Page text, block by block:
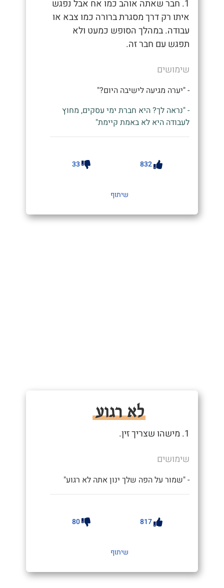
1. חבר שאתה אוהב כמו אח אבל נפגש
איתו רק דרך מסגרת ברורה כמו צבא או
עבודה. במהלך הסופש כמעט ולא
תפגש עם חבר זה.
שימושים
- "יערה מגיעה לישיבה היום?"
- "נראה לך? היא חברת ימי עסקים, מחוץ
לעבודה היא לא באמת קיימת"
832
33
שיתוף
לא רגוע
1. מישהו שצריך זין.
שימושים
- "שמור על הפה שלך ינון אתה לא רגוע"
817
80
שיתוף